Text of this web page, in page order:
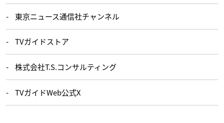
東京ニュース通信社チャンネル
TVガイドストア
株式会社T.S.コンサルティング
TVガイドWeb公式X